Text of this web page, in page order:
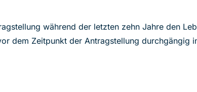
während der letzten zehn Jahre den
dem Zeitpunkt der Antragstellung durchgängig